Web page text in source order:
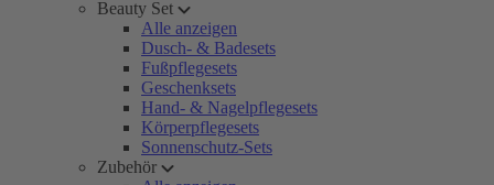
Beauty Set
Alle anzeigen
Dusch- & Badesets
Fußpflegesets
Geschenksets
Hand- & Nagelpflegesets
Körperpflegesets
Sonnenschutz-Sets
Zubehör